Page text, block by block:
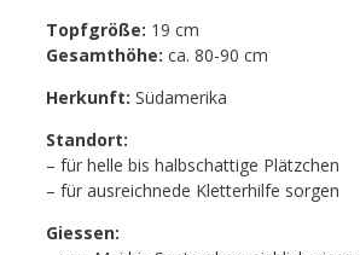
Topfgröße: 19 cm
Gesamthöhe: ca. 80-90 cm
Herkunft: Südamerika
Standort:
– für helle bis halbschattige Plätzchen
– für ausreichnede Kletterhilfe sorgen
Giessen: